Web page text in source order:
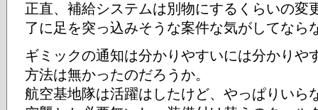
正直、補給システムは別物にするくらいの変
了に足を突っ込みそうな案件な気がしてなら
ギミックの通知は分かりやすいには分かりや
方法は無かったのだろうか。
航空基地隊は活躍はしたけど、やっぱりいら